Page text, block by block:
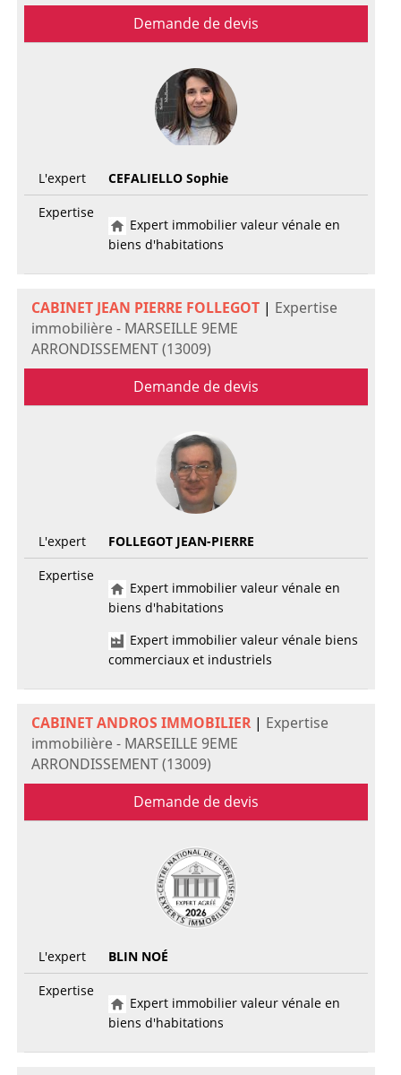
Demande de devis
L'expert
CEFALIELLO Sophie
Expertise
Expert immobilier valeur vénale en
biens d'habitations
CABINET JEAN PIERRE FOLLEGOT| Expertise
immobilière - MARSEILLE 9EME
ARRONDISSEMENT (13009)
Demande de devis
L'expert
FOLLEGOT JEAN-PIERRE
Expertise
Expert immobilier valeur vénale en
biens d'habitations
Expert immobilier valeur vénale biens
commerciaux et industriels
CABINET ANDROS IMMOBILIER| Expertise
immobilière - MARSEILLE 9EME
ARRONDISSEMENT (13009)
Demande de devis
L'expert
BLIN NOÉ
Expertise
Expert immobilier valeur vénale en
biens d'habitations